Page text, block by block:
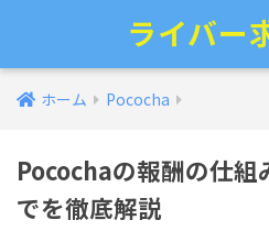
ライバー
ホーム Pococha
Pocochaの報酬の仕組
でを徹底解説